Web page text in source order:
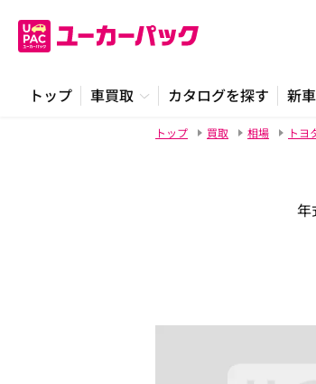
トップ 車買取 カタログを探す 新
トップ 買取 相場 トヨ
年